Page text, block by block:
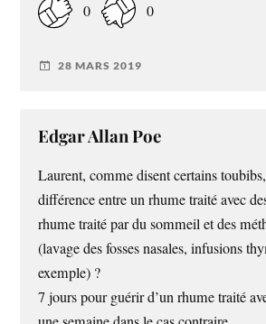
0 0
28 MARS 2019
Edgar Allan Poe
Laurent, comme disent certains
différence entre un rhume traité avec
rhume traité par du sommeil et des
(lavage des fosses nasales, infusions
exemple) ?
7 jours pour guérir d’un rhume traité